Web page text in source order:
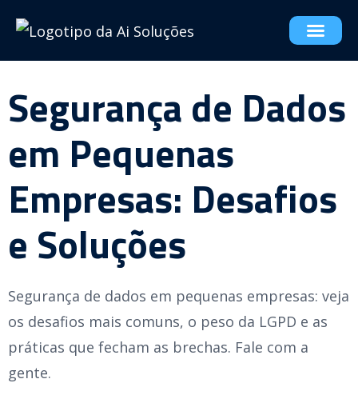
Segurança de Dados
em Pequenas
Empresas: Desafios
e Soluções
Segurança de dados em pequenas empresas: veja
os desafios mais comuns, o peso da LGPD e as
práticas que fecham as brechas. Fale com a
gente.